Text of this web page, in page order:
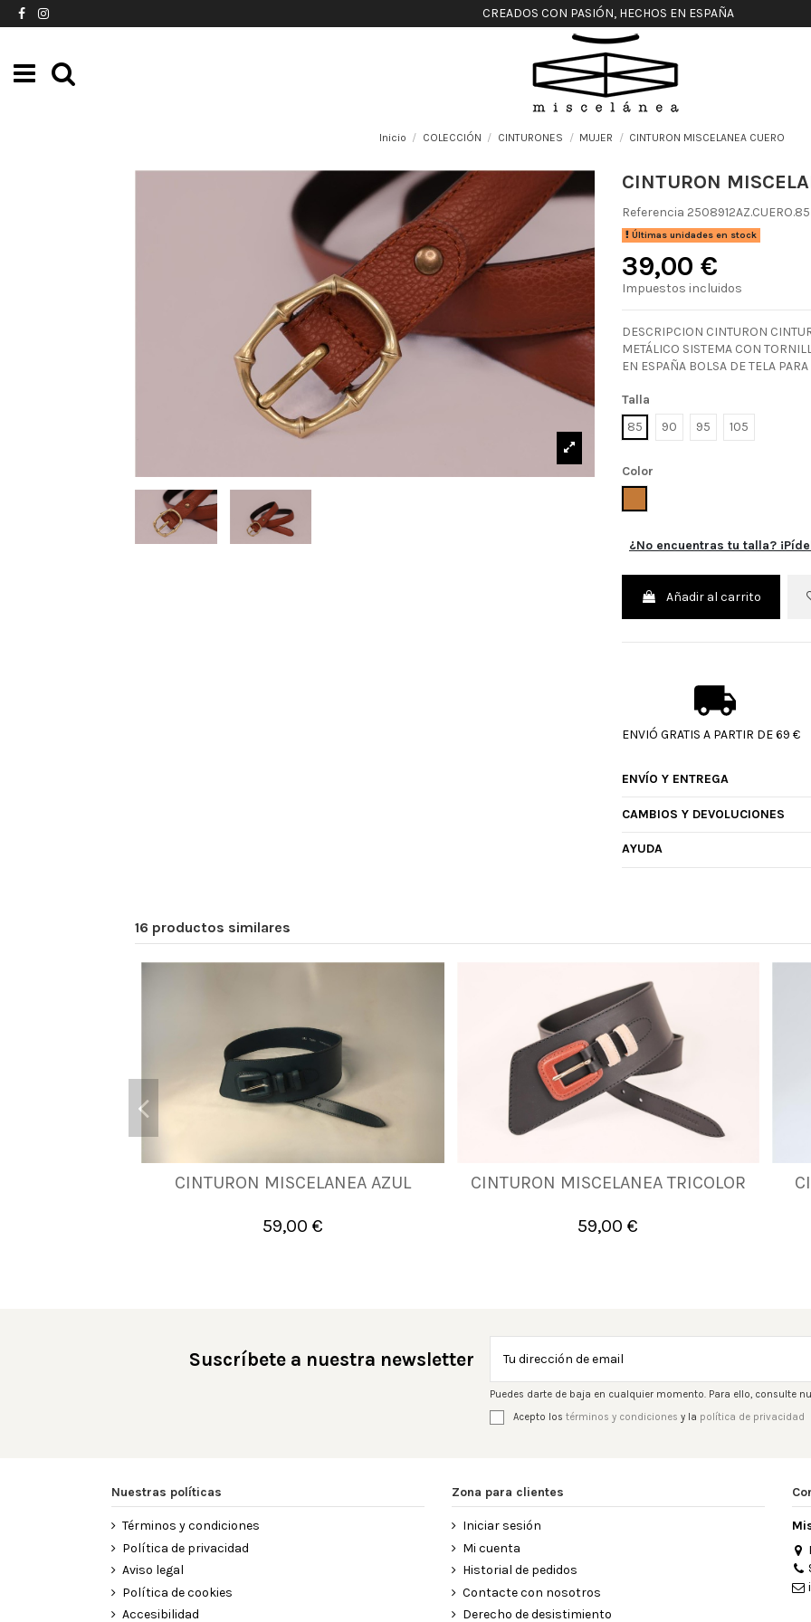
CREADOS CON PASIÓN, HECHOS EN ESPAÑA
Inicio COLECCIÓN CINTURONES MUJER CINTURON MISCELANEA CUERO
CINTURON
Referencia 2508912AZ.CUERO.85
Últimas unidades en stock
39,00 €
Impuestos incluidos
DESCRIPCION CINTURON
METÁLICO SISTEMA CON
EN ESPAÑA BOLSA DE TELA
Talla
85
90 95 105
Color
¿No encuentras tu talla?
Añadir al carrito
ENVIÓ GRATIS A PARTIR DE 69 €
ENVÍO Y ENTREGA
CAMBIOS Y DEVOLUCIONES
AYUDA
16 productos similares
CINTURON MISCELANEA AZUL
59,00 €
90
Añadir al carrito
CINTURON MISCELANEA TRICOLOR
59,00 €
80 90 95
Añadir al carrito
Suscríbete a nuestra newsletter
Puedes darte de baja en cualquier momento. Para ello, consulte
Acepto los términos y condiciones y la política de privacidad
Nuestras políticas
Términos y condiciones
Política de privacidad
Aviso legal
Política de cookies
Accesibilidad
Zona para clientes
Iniciar sesión
Mi cuenta
Historial de pedidos
Contacte con nosotros
Derecho de desistimiento